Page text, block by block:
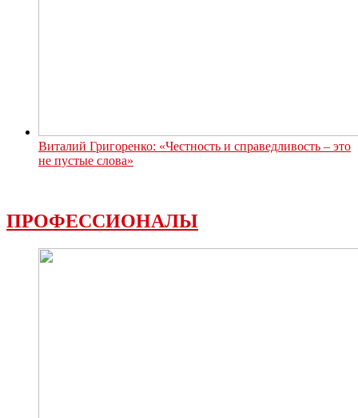
Виталий Григоренко: «Честность и справедливость – это
не пустые слова»
ПРОФЕССИОНАЛЫ